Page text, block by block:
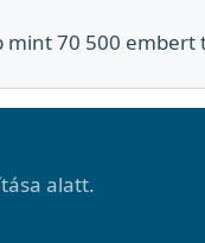
mint 70 500 embert
alatt.